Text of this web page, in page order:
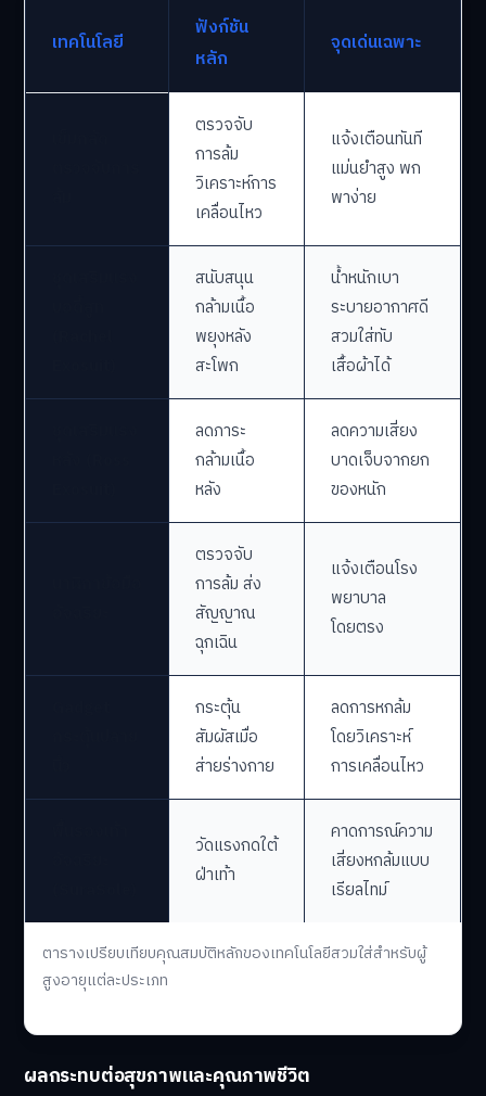
ตารางเปรียบเทียบคุณสมบัติหลักของเทคโนโลยีสวมใส่สำหรับผู้
สูงอายุแต่ละประเภท
เทคโนโลยี
ฟังก์ชัน
หลัก
จุดเด่นเฉพาะ
ตรวจจับ
การล้ม
วิเคราะห์การ
เคลื่อนไหว
แจ้งเตือนทันที
แม่นยำสูง พก
พาง่าย
สนับสนุน
กล้ามเนื้อ
พยุงหลัง
สะโพก
น้ำหนักเบา
ระบายอากาศดี
สวมใส่ทับ
เสื้อผ้าได้
ลดภาระ
กล้ามเนื้อ
หลัง
ลดความเสี่ยง
บาดเจ็บจากยก
ของหนัก
ตรวจจับ
การล้ม ส่ง
สัญญาณ
ฉุกเฉิน
แจ้งเตือนโรง
พยาบาล
โดยตรง
กระตุ้น
สัมผัสเมื่อ
ส่ายร่างกาย
ลดการหกล้ม
โดยวิเคราะห์
การเคลื่อนไหว
วัดแรงกดใต้
ฝ่าเท้า
คาดการณ์ความ
เสี่ยงหกล้มแบบ
เรียลไทม์
ผลกระทบต่อสุขภาพและคุณภาพชีวิต